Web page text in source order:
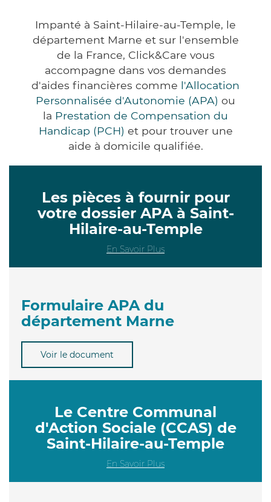
Impanté à Saint-Hilaire-au-Temple, le
département Marne et sur l'ensemble
de la France, Click&Care vous
accompagne dans vos demandes
d'aides financières comme l'Allocation
Personnalisée d'Autonomie (APA) ou
la Prestation de Compensation du
Handicap (PCH) et pour trouver une
aide à domicile qualifiée.
Les pièces à fournir pour
votre dossier APA à Saint-
Hilaire-au-Temple
En Savoir Plus
Formulaire APA du
département Marne
Voir le document
Le Centre Communal
d'Action Sociale (CCAS) de
Saint-Hilaire-au-Temple
En Savoir Plus